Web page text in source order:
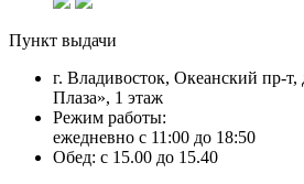
Пункт выдачи
г. Владивосток, Океанский пр-
Плаза», 1 этаж
Режим работы:
ежедневно с 11:00 до 18:50
Обед: с 15.00 до 15.40